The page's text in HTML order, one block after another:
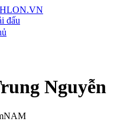
.VN
đấu
Nguyễn
NAM